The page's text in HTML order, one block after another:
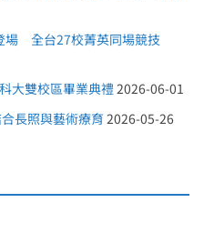
場 全台27校菁英同場競技
大雙校區畢業典禮 2026-06-01
長照與藝術療育 2026-05-26